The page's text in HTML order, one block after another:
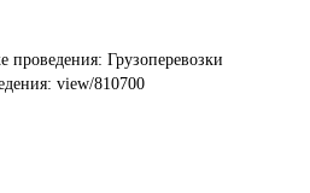
проведения: Грузоперевозки
view/810700